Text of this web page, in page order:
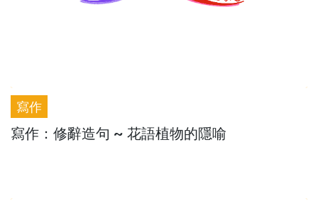
寫作
寫作：修辭造句 ~ 花語植物的隱喻